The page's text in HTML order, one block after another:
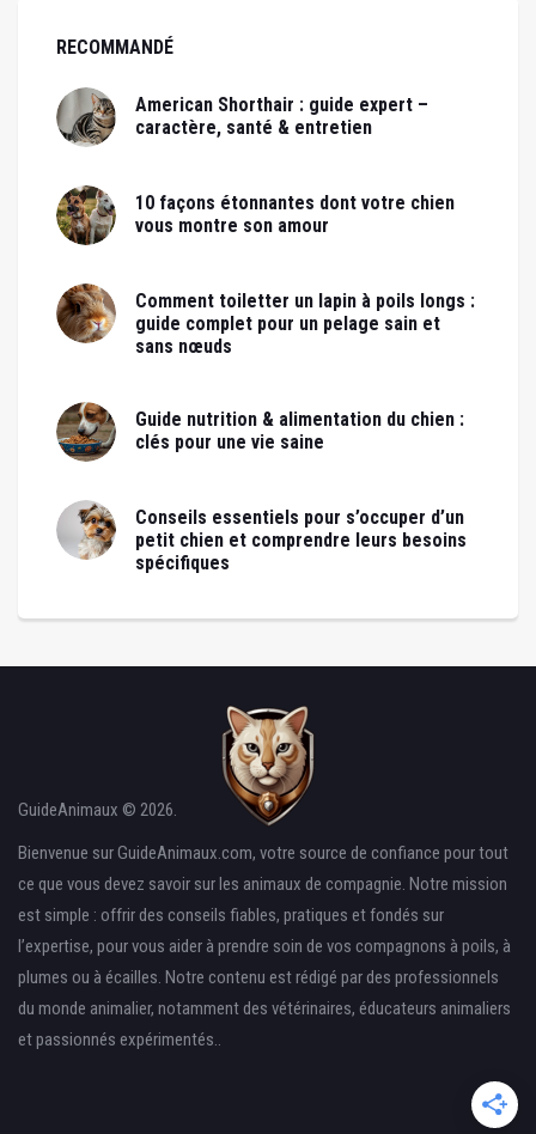
RECOMMANDÉ
American Shorthair : guide expert –
caractère, santé & entretien
10 façons étonnantes dont votre chien
vous montre son amour
Comment toiletter un lapin à poils longs :
guide complet pour un pelage sain et
sans nœuds
Guide nutrition & alimentation du chien :
clés pour une vie saine
Conseils essentiels pour s’occuper d’un
petit chien et comprendre leurs besoins
spécifiques
GuideAnimaux © 2026.
Bienvenue sur GuideAnimaux.com, votre source de confiance pour tout
ce que vous devez savoir sur les animaux de compagnie. Notre mission
est simple : offrir des conseils fiables, pratiques et fondés sur
l’expertise, pour vous aider à prendre soin de vos compagnons à poils, à
plumes ou à écailles. Notre contenu est rédigé par des professionnels
du monde animalier, notamment des vétérinaires, éducateurs animaliers
et passionnés expérimentés..